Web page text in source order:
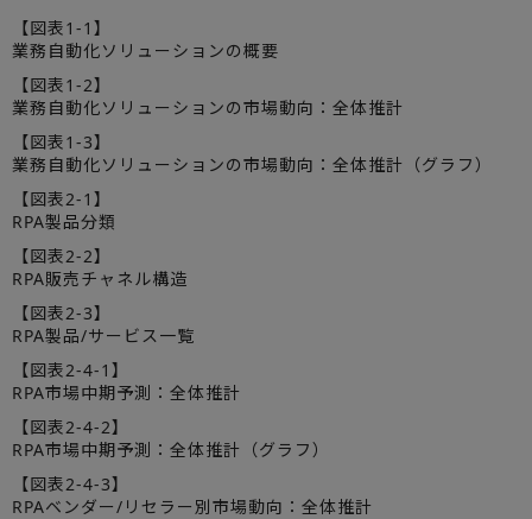
【図表1-1】
業務自動化ソリューションの概要
【図表1-2】
業務自動化ソリューションの市場動向：全体推計
【図表1-3】
業務自動化ソリューションの市場動向：全体推計（グラフ）
【図表2-1】
RPA製品分類
【図表2-2】
RPA販売チャネル構造
【図表2-3】
RPA製品/サービス一覧
【図表2-4-1】
RPA市場中期予測：全体推計
【図表2-4-2】
RPA市場中期予測：全体推計（グラフ）
【図表2-4-3】
RPAベンダー/リセラー別市場動向：全体推計